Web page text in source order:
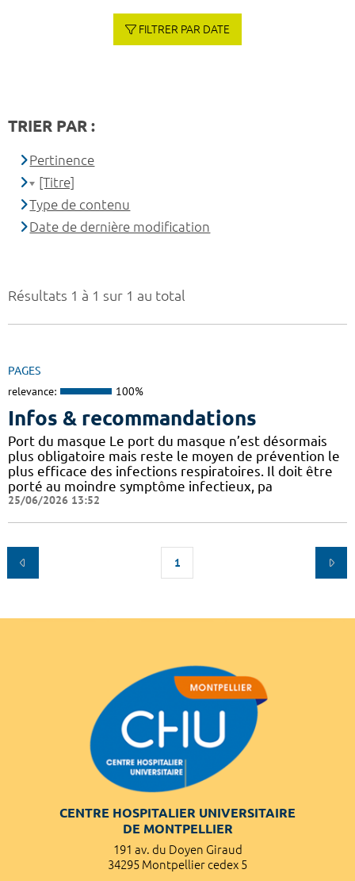
Résultats 1 à 1 sur 1 au total
PAGES
relevance: 100%
Infos & recommandations
Port du masque Le port du masque n’est désormais
plus obligatoire mais reste le moyen de prévention le
plus efficace des infections respiratoires. Il doit être
porté au moindre symptôme infectieux, pa
25/06/2026 13:52
1
FILTRER PAR DATE
TRIER PAR :
Pertinence
[Titre]
Type de contenu
Date de dernière modification
CENTRE HOSPITALIER UNIVERSITAIRE
DE MONTPELLIER
191 av. du Doyen Giraud
34295 Montpellier cedex 5